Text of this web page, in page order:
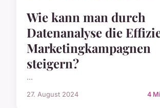
Wie kann man durch
Datenanalyse die
Marketingkampagnen
steigern?
...
27. August 2024 4